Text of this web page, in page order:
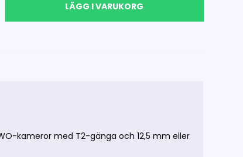
LÄGG I VARUKORG
kameror med T2-gänga och 12,5 mm eller